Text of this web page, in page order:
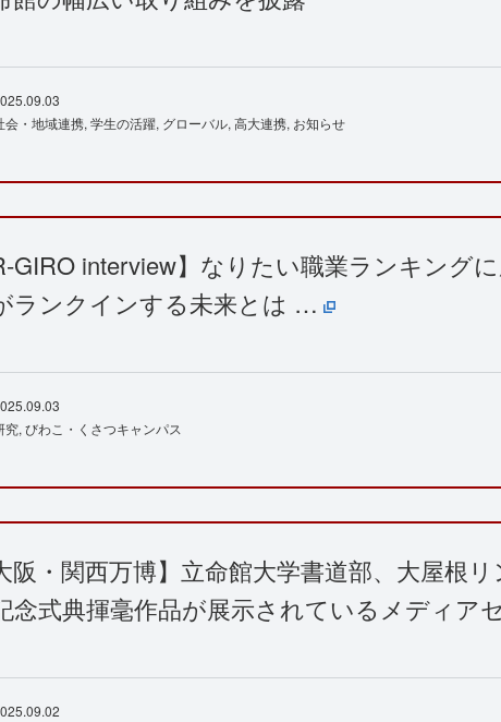
会・地域連携 学生の活躍 グローバル 高大連携 お知らせ
GIRO interview】なりたい職業ランキング
ランクインする未来とは …
究 びわこ・くさつキャンパス
阪・関西万博】立命館大学書道部、大屋根リ
念式典揮毫作品が展示されているメディア